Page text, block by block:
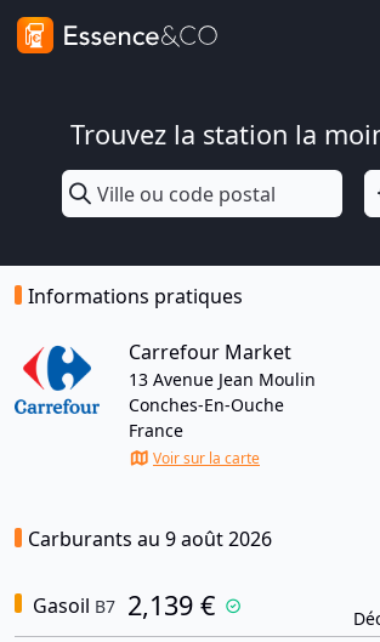
Trouvez la station la
Informations pratiques
Carrefour Market
13 Avenue Jean Moulin
Conches-En-Ouche
France
Voir sur la carte
Carburants au 9 août 2026
Gasoil B7 2,139 €